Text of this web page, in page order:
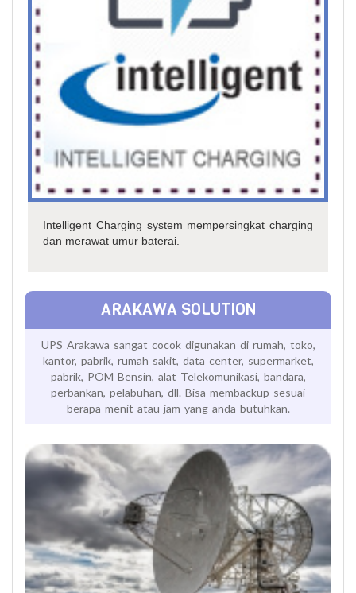
Intelligent Charging system mempersingkat charging
dan merawat umur baterai.
ARAKAWA SOLUTION
UPS Arakawa sangat cocok digunakan di rumah, toko,
kantor, pabrik, rumah sakit, data center, supermarket,
pabrik, POM Bensin, alat Telekomunikasi, bandara,
perbankan, pelabuhan, dll. Bisa membackup sesuai
berapa menit atau jam yang anda butuhkan.